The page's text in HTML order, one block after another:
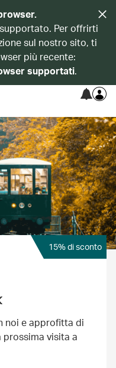
Per offrirti
sul nostro sito, ti
più recente:
supportati.
15% di sconto
noi e approfitta di
visita a